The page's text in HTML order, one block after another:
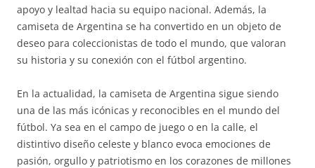
apoyo y lealtad hacia su equipo nacional. Además, la
camiseta de Argentina se ha convertido en un objeto de
deseo para coleccionistas de todo el mundo, que valoran
su historia y su conexión con el fútbol argentino.
En la actualidad, la camiseta de Argentina sigue siendo
una de las más icónicas y reconocibles en el mundo del
fútbol. Ya sea en el campo de juego o en la calle, el
distintivo diseño celeste y blanco evoca emociones de
pasión, orgullo y patriotismo en los corazones de millones